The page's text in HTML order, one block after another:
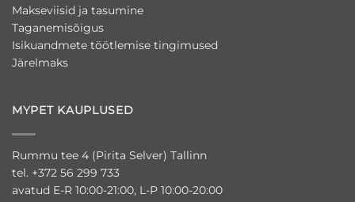
Makseviisid ja tasumine
Taganemisõigus
Isikuandmete töötlemise tingimused
Järelmaks
MYPET KAUPLUSED
Rummu tee 4 (Pirita Selver) Tallinn
tel. +372 56 299 733
avatud E-R 10:00-21:00, L-P 10:00-20:00